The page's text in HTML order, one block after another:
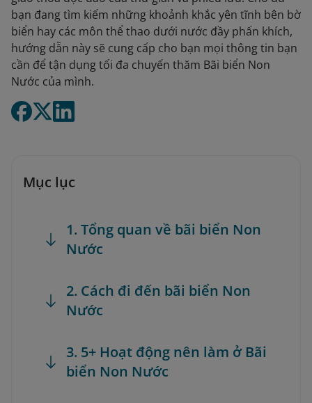
bạn đang tìm kiếm những khoảnh khắc yên tĩnh bên bờ
biển hay các môn thể thao dưới nước đầy phấn khích,
hướng dẫn này sẽ cung cấp cho bạn mọi thông tin bạn
cần để tận dụng tối đa chuyến thăm Bãi biển Non
Nước của mình.​
Mục lục
1. Tổng quan về bãi biển Non
Nước
2. Cách đi đến bãi biển Non
Nước
3. 5+ Hoạt động nên làm ở Bãi
biển Non Nước